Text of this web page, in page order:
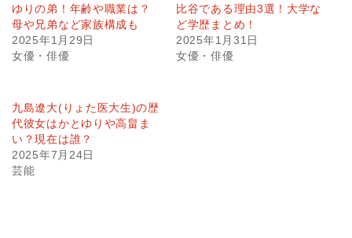
ゆりの弟！年齢や職業は？
母や兄弟など家族構成も
2025年1月29日
女優・俳優
比谷である理由3選！大学な
ど学歴まとめ！
2025年1月31日
女優・俳優
九島遼大(りょた医大生)の歴
代彼女はかとゆりや高畠ま
い？現在は誰？
2025年7月24日
芸能